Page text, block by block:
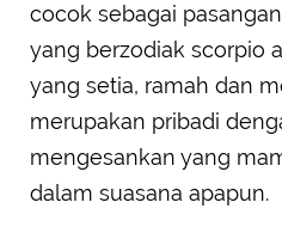
cocok sebagai
yang berzodiak scorpio
yang setia, ramah dan
merupakan pribadi
mengesankan yang
dalam suasana apapun.